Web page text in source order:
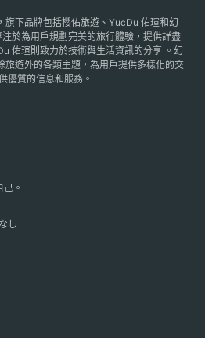
旗下品牌包括櫻佑旅遊、YucDu 佑瑄和幻
於為用戶規劃完美的旅行體驗，提供詳盡
佑瑄則致力於技術與生活資訊的分享 。幻
旅遊外的各類主題，為用戶提供多樣化的交
優質的信息和服務。
。
し